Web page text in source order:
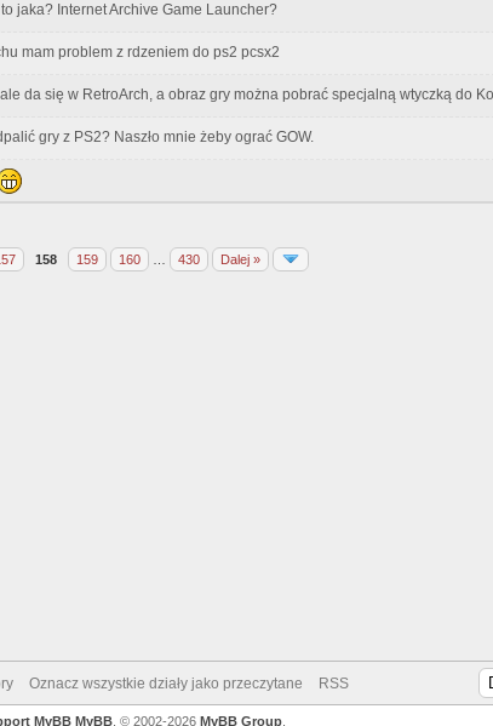
jaka? Internet Archive Game Launcher?
mam problem z rdzeniem do ps2 pcsx2
da się w RetroArch, a obraz gry można pobrać specjalną wtyczką do
gry z PS2? Naszło mnie żeby ograć GOW.
158 159 160 430 Dalej »
Oznacz wszystkie działy jako przeczytane RSS
MyBB MyBB , © 2002-2026 MyBB Group